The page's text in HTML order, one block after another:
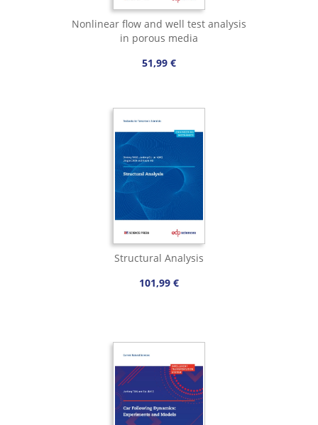
Nonlinear flow and well test analysis
in porous media
51,99 €
Structural Analysis
101,99 €